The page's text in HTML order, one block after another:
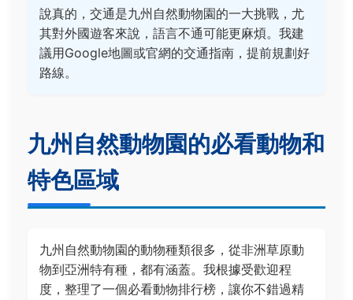
說真的，交通是九州自然動物園的一大挑戰，尤
其對外國遊客來說，語言不通可能更麻煩。我建
議用Google地圖或官網的交通指南，提前規劃好
路線。
九州自然動物園的必看動物和
特色區域
九州自然動物園的動物種類很多，從非洲草原動
物到亞洲特有種，都有涵蓋。我根據受歡迎程
度，整理了一個必看動物排行榜，讓你不錯過精